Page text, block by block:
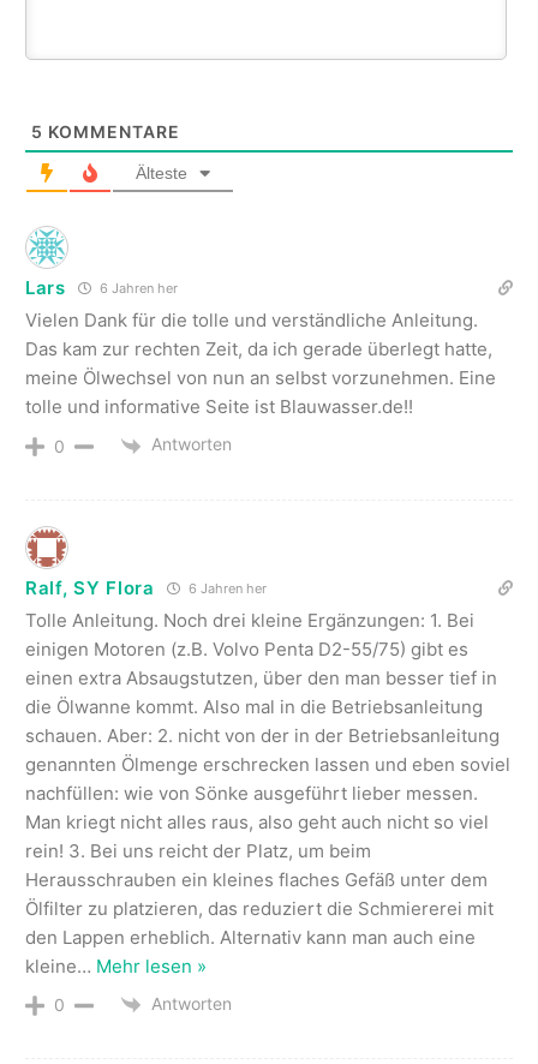
5 KOMMENTARE
Älteste
Lars 6 Jahren her
Vielen Dank für die tolle und verständliche Anleitung.
Das kam zur rechten Zeit, da ich gerade überlegt hatte,
meine Ölwechsel von nun an selbst vorzunehmen. Eine
tolle und informative Seite ist Blauwasser.de!!
0 Antworten
Ralf, SY Flora 6 Jahren her
Tolle Anleitung. Noch drei kleine Ergänzungen: 1. Bei
einigen Motoren (z.B. Volvo Penta D2-55/75) gibt es
einen extra Absaugstutzen, über den man besser tief in
die Ölwanne kommt. Also mal in die Betriebsanleitung
schauen. Aber: 2. nicht von der in der Betriebsanleitung
genannten Ölmenge erschrecken lassen und eben soviel
nachfüllen: wie von Sönke ausgeführt lieber messen.
Man kriegt nicht alles raus, also geht auch nicht so viel
rein! 3. Bei uns reicht der Platz, um beim
Herausschrauben ein kleines flaches Gefäß unter dem
Ölfilter zu platzieren, das reduziert die Schmiererei mit
den Lappen erheblich. Alternativ kann man auch eine
kleine… Mehr lesen »
0 Antworten